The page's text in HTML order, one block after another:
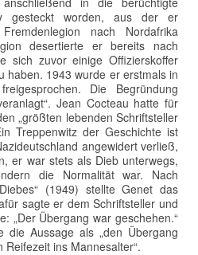
gesteckt worden, aus der er
nach Nordafrika
desertierte er bereits nach
sich zuvor einige Offizierskoffer
haben. 1943 wurde er erstmals in
Die Begründung
Jean Cocteau hatte für
„größten lebenden Schriftsteller
Treppenwitz der Geschichte ist
angewidert verließ,
er war stets als Dieb unterwegs,
die Normalität war. Nach
(1949) stellte Genet das
sagte er dem Schriftsteller und
„Der Übergang war geschehen.“
die Aussage als „den Übergang
ins Mannesalter“.